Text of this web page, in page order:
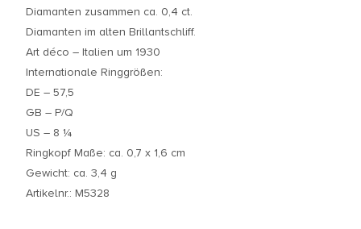
Diamanten zusammen ca. 0,4 ct.
Diamanten im alten Brillantschliff.
Art déco – Italien um 1930
Internationale Ringgrößen:
DE – 57,5
GB – P/Q
US – 8 ¼
Ringkopf Maße: ca. 0,7 x 1,6 cm
Gewicht: ca. 3,4 g
Artikelnr.: M5328